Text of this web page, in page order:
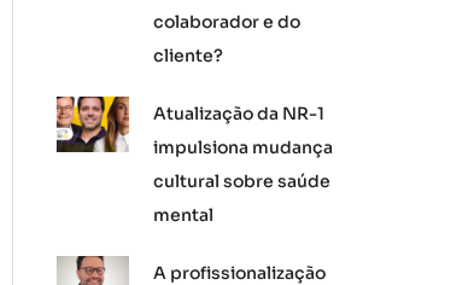
colaborador e do
cliente?
Atualização da NR-1
impulsiona mudança
cultural sobre saúde
mental
A profissionalização